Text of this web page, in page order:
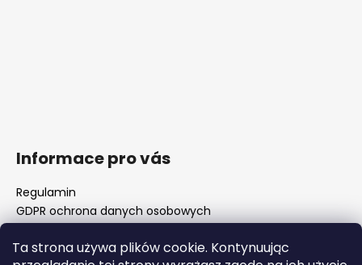
Ta strona używa plików cookie. Kontynuując
Informace pro vás
Regulamin
GDPR ochrona danych osobowych
FAQ - częste pytania